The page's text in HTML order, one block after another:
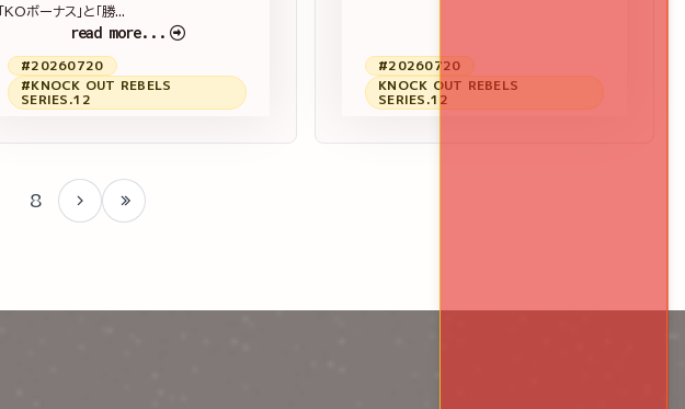
「KOボーナス」と「勝...
read more...
#20260720
#KNOCK OUT REBELS
SERIES.12
#20260720
KNOCK OUT REBELS
SERIES.12
8